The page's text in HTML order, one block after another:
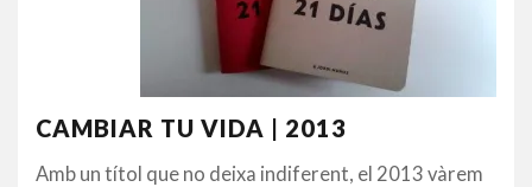
CAMBIAR TU VIDA | 2013
Amb un títol que no deixa indiferent, el 2013 vàrem